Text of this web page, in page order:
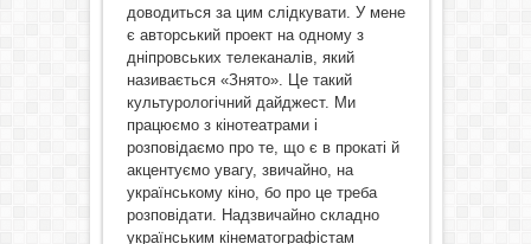
доводиться за цим слідкувати. У мене
є авторський проект на одному з
дніпровських телеканалів, який
називається «Знято». Це такий
культурологічний дайджест. Ми
працюємо з кінотеатрами і
розповідаємо про те, що є в прокаті й
акцентуємо увагу, звичайно, на
українському кіно, бо про це треба
розповідати. Надзвичайно складно
українським кінематографістам